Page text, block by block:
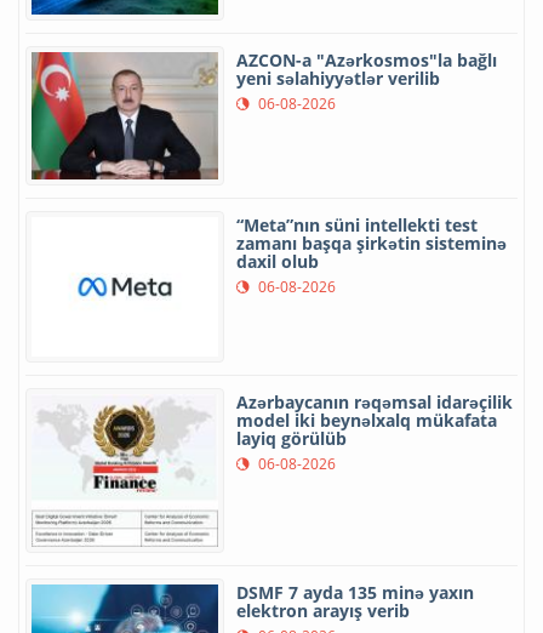
AZCON-a "Azərkosmos"la bağlı
yeni səlahiyyətlər verilib
06-08-2026
“Meta”nın süni intellekti test
zamanı başqa şirkətin sisteminə
daxil olub
06-08-2026
Azərbaycanın rəqəmsal idarəçilik
model iki beynəlxalq mükafata
layiq görülüb
06-08-2026
DSMF 7 ayda 135 minə yaxın
elektron arayış verib